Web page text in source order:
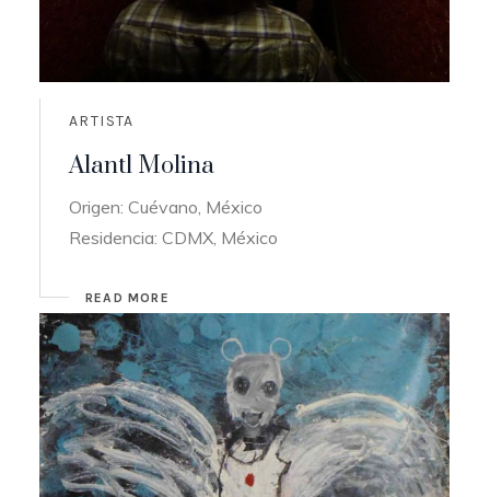
ARTISTA
Alantl Molina
Origen: Cuévano, México
Residencia: CDMX, México
READ MORE